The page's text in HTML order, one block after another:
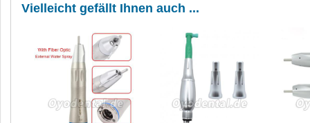
Vielleicht gefällt Ihnen auch ...